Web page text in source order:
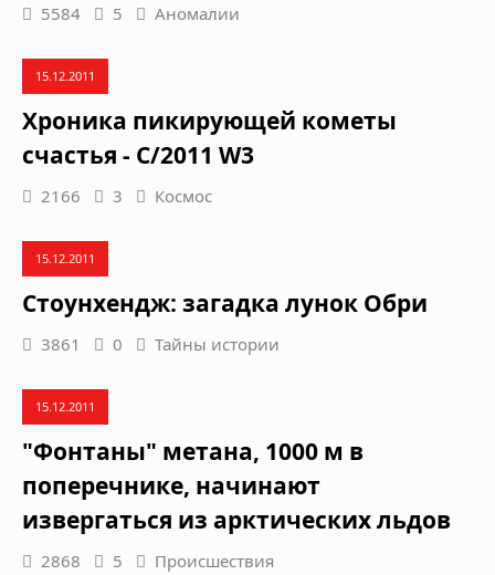
5584 5 Аномалии
15.12.2011
Хроника пикирующей кометы
счастья - C/2011 W3
2166 3 Космос
15.12.2011
Стоунхендж: загадка лунок Обри
3861 0 Тайны истории
15.12.2011
"Фонтаны" метана, 1000 м в
поперечнике, начинают
извергаться из арктических льдов
2868 5 Происшествия